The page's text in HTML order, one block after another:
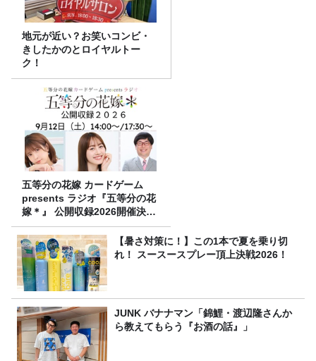
地元が近い？お笑いコンビ・
きしたかのとロイヤルトー
ク！
五等分の花嫁 カードゲーム
presents ラジオ『五等分の花
嫁＊』 公開収録2026開催決
定！
【暑さ対策に！】この1本で夏を乗り切
れ！ スースースプレー頂上決戦2026！
JUNK バナナマン「錦鯉・渡辺隆さんか
ら教えてもらう『お酒の話』」